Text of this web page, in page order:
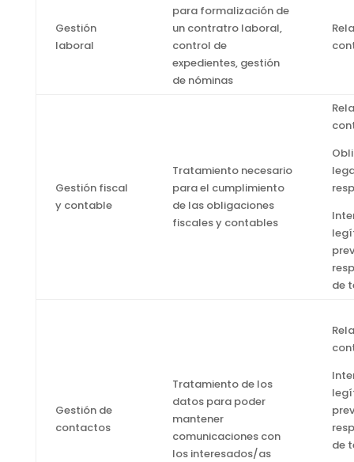
Gestión
laboral
para formalización de
un contratro laboral,
control de
expedientes, gestión
de nóminas
Gestión fiscal
y contable
Tratamiento necesario
para el cumplimiento
de las obligaciones
fiscales y contables
de
Gestión de
contactos
Tratamiento de los
datos para poder
mantener
comunicaciones con
los interesados/as
de